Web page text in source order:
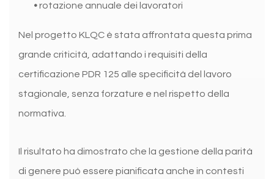
•rotazione annuale dei lavoratori
Nel progetto KLQC è stata affrontata questa prima
grande criticità, adattando i requisiti della
certificazione PDR 125 alle specificità del lavoro
stagionale, senza forzature e nel rispetto della
normativa.
Il risultato ha dimostrato che la gestione della parità
di genere può essere pianificata anche in contesti